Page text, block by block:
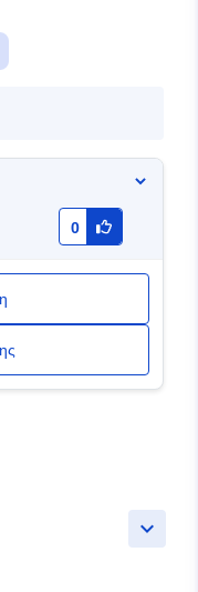
0
keyboard_arrow_down